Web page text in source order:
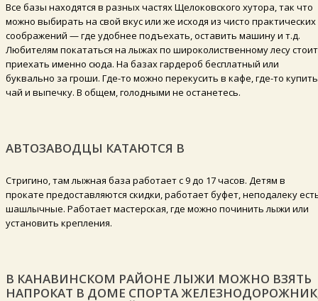
Все базы находятся в разных частях Щелоковского хутора, так что
можно выбирать на свой вкус или же исходя из чисто практических
соображений — где удобнее подъехать, оставить машину и т.д.
Любителям покататься на лыжах по широколиственному лесу стоит
приехать именно сюда. На базах гардероб бесплатный или
буквально за гроши. Где-то можно перекусить в кафе, где-то купить
чай и выпечку. В общем, голодными не останетесь.
АВТОЗАВОДЦЫ КАТАЮТСЯ В
Стригино, там лыжная база работает с 9 до 17 часов. Детям в
прокате предоставляются скидки, работает буфет, неподалеку
шашлычные. Работает мастерская, где можно починить лыжи или
установить крепления.
В КАНАВИНСКОМ РАЙОНЕ ЛЫЖИ МОЖНО ВЗЯТЬ
НАПРОКАТ В ДОМЕ СПОРТА